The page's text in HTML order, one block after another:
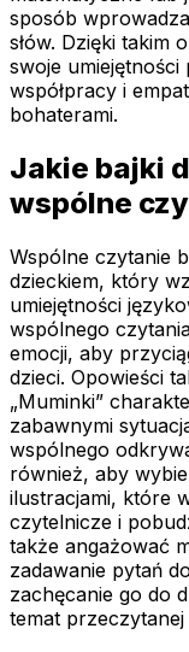
sposób
słów. Dzięki takim
swoje
współpracy i
bohaterami.
Jakie bajki
wspólne
Wspólne czytanie
dzieckiem, który
umiejętności
wspólnego
emocji, aby
dzieci. Opowieści
„Muminki”
zabawnymi
wspólnego
również, aby
ilustracjami, które
czytelnicze i
także angażować
zadawanie pytań
zachęcanie go do
temat przeczytanej